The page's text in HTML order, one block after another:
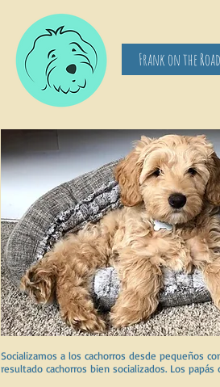
Frank on the Road
Socializamos a los cachorros desde pequeños
resultado cachorros bien socializados. Los